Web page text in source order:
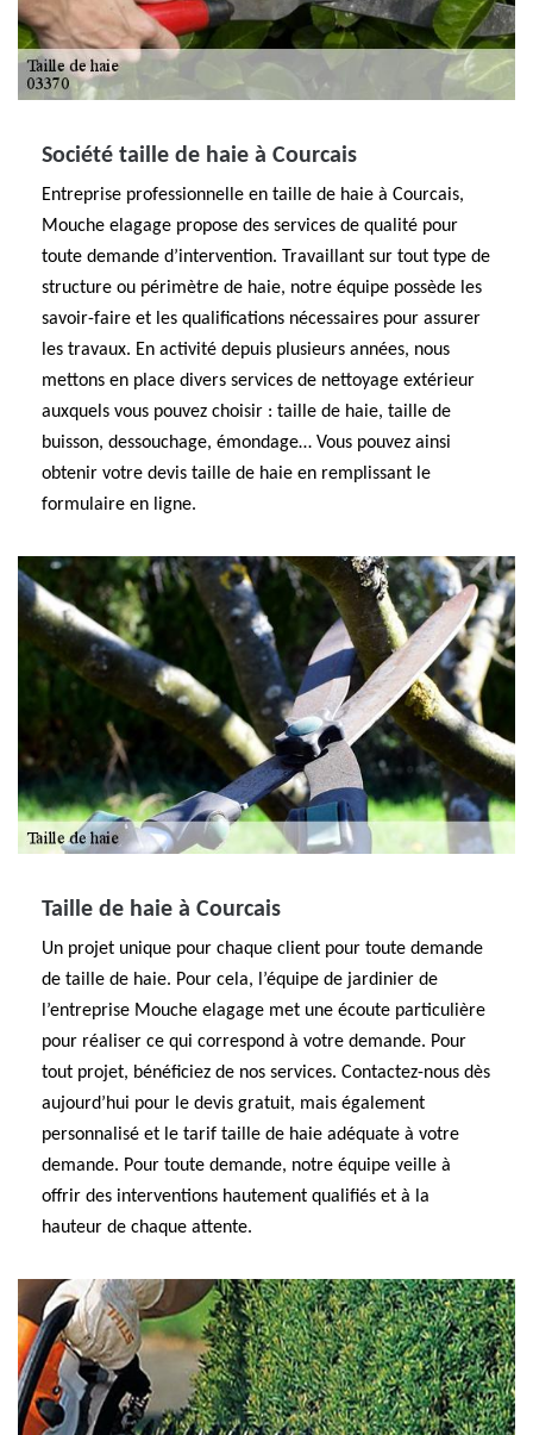
Société taille de haie à Courcais
Entreprise professionnelle en taille de haie à Courcais,
Mouche elagage propose des services de qualité pour
toute demande d’intervention. Travaillant sur tout type de
structure ou périmètre de haie, notre équipe possède les
savoir-faire et les qualifications nécessaires pour assurer
les travaux. En activité depuis plusieurs années, nous
mettons en place divers services de nettoyage extérieur
auxquels vous pouvez choisir : taille de haie, taille de
buisson, dessouchage, émondage… Vous pouvez ainsi
obtenir votre devis taille de haie en remplissant le
formulaire en ligne.
Taille de haie à Courcais
Un projet unique pour chaque client pour toute demande
de taille de haie. Pour cela, l’équipe de jardinier de
l’entreprise Mouche elagage met une écoute particulière
pour réaliser ce qui correspond à votre demande. Pour
tout projet, bénéficiez de nos services. Contactez-nous dès
aujourd’hui pour le devis gratuit, mais également
personnalisé et le tarif taille de haie adéquate à votre
demande. Pour toute demande, notre équipe veille à
offrir des interventions hautement qualifiés et à la
hauteur de chaque attente.